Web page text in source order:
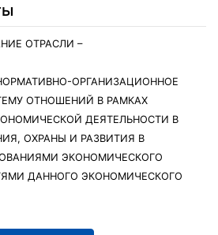
ОТРАСЛИ –
ОРГАНИЗАЦИОННОЕ
ОТНОШЕНИЙ В РАМКАХ
ДЕЯТЕЛЬНОСТИ В
ОХРАНЫ И РАЗВИТИЯ В
ЭКОНОМИЧЕСКОГО
ДАННОГО ЭКОНОМИЧЕСКОГО